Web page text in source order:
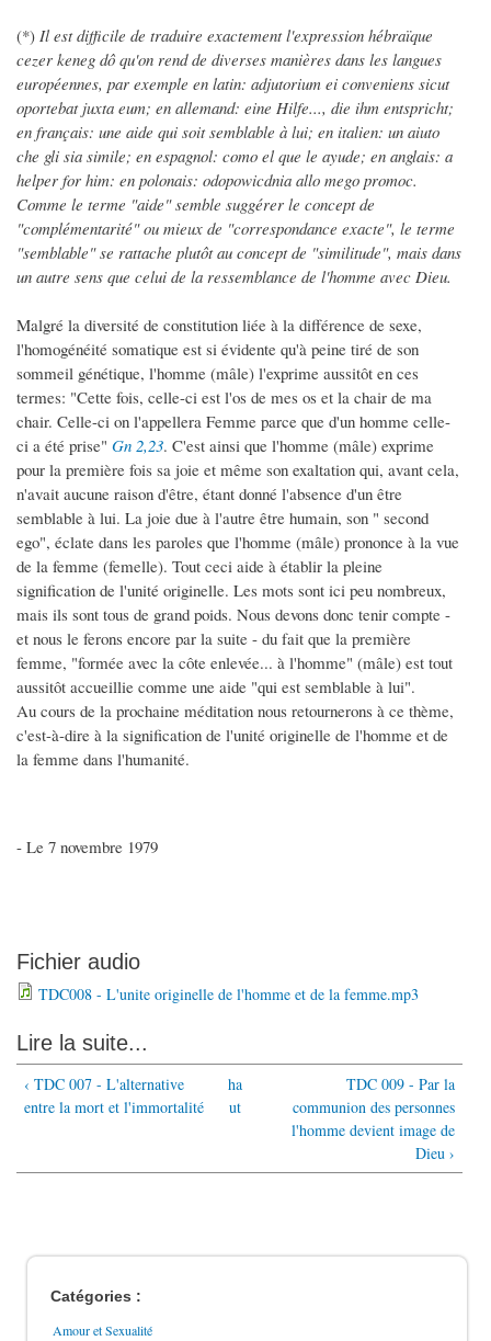
(*) Il est difficile de traduire exactement l'expression hébraïque
cezer keneg dô qu'on rend de diverses manières dans les langues
européennes, par exemple en latin: adjutorium ei conveniens sicut
oportebat juxta eum; en allemand: eine Hilfe..., die ihm entspricht;
en français: une aide qui soit semblable à lui; en italien: un aiuto
che gli sia simile; en espagnol: como el que le ayude; en anglais: a
helper for him: en polonais: odopowicdnia allo mego promoc.
Comme le terme "aide" semble suggérer le concept de
"complémentarité" ou mieux de "correspondance exacte", le terme
"semblable" se rattache plutôt au concept de "similitude", mais dans
un autre sens que celui de la ressemblance de l'homme avec Dieu.
Malgré la diversité de constitution liée à la différence de sexe,
l'homogénéité somatique est si évidente qu'à peine tiré de son
sommeil génétique, l'homme (mâle) l'exprime aussitôt en ces
termes: "Cette fois, celle-ci est l'os de mes os et la chair de ma
chair. Celle-ci on l'appellera Femme parce que d'un homme celle-
ci a été prise" Gn 2,23. C'est ainsi que l'homme (mâle) exprime
pour la première fois sa joie et même son exaltation qui, avant cela,
n'avait aucune raison d'être, étant donné l'absence d'un être
semblable à lui. La joie due à l'autre être humain, son " second
ego", éclate dans les paroles que l'homme (mâle) prononce à la vue
de la femme (femelle). Tout ceci aide à établir la pleine
signification de l'unité originelle. Les mots sont ici peu nombreux,
mais ils sont tous de grand poids. Nous devons donc tenir compte -
et nous le ferons encore par la suite - du fait que la première
femme, "formée avec la côte enlevée... à l'homme" (mâle) est tout
aussitôt accueillie comme une aide "qui est semblable à lui".
Au cours de la prochaine méditation nous retournerons à ce thème,
c'est-à-dire à la signification de l'unité originelle de l'homme et de
la femme dans l'humanité.
- Le 7 novembre 1979
Fichier audio
TDC008 - L'unite originelle de l'homme et de la femme.mp3
Lire la suite...
‹ TDC 007 - L'alternative
entre la mort et l'immortalité
ha
ut
TDC 009 - Par la
communion des personnes
l'homme devient image de
Dieu ›
Catégories :
Amour et Sexualité